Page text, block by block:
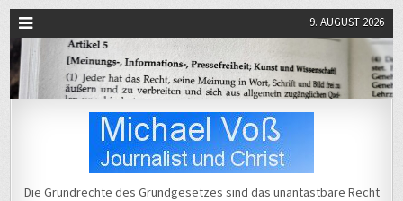
9. AUGUST 2026
Michael Voß
Die Grundrechte des Grundgesetzes sind das unantastbare Recht